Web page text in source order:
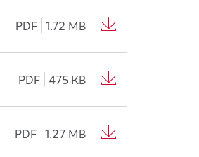
PDF 1.72 MB
PDF 475 KB
PDF 1.27 MB